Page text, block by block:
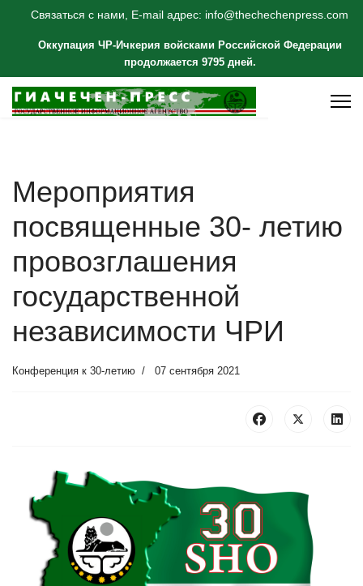
Связаться с нами, E-mail адрес: info@thechechenpress.com
Оккупация ЧР-Ичкерия войсками Российской Федерации
продолжается 9795 дней.
Мероприятия
посвященные 30- летию
провозглашения
государственной
независимости ЧРИ
Конференция к 30-летию 07 сентября 2021